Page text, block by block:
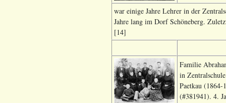
war einige Jahre Lehrer in der
Jahre lang im Dorf Schöneberg.
[14]
Familie
in
Paetkau
(#381941). 4.